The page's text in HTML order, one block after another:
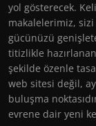
yol gösterecek.
makalelerimiz, sizi
gücünüzü
titizlikle
şekilde özenle
web sitesi değil,
buluşma
evrene dair yeni